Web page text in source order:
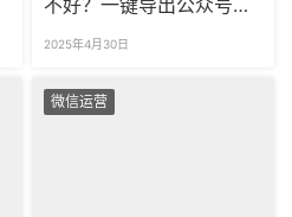
不好？一键导出公众号数
2025年4月30日
微信运营